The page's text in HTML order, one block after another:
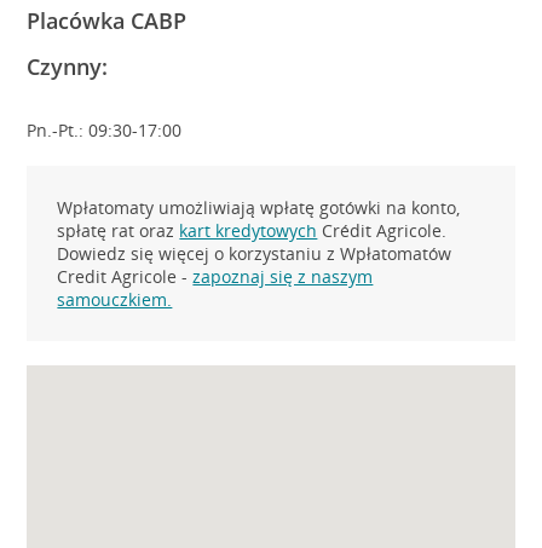
Placówka CABP
Czynny:
Pn.-Pt.: 09:30-17:00
Wpłatomaty umożliwiają wpłatę gotówki na konto,
spłatę rat oraz kart kredytowych Crédit Agricole.
Dowiedz się więcej o korzystaniu z Wpłatomatów
Credit Agricole -zapoznaj się z naszym
samouczkiem.